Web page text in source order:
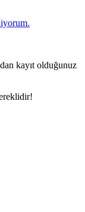
kayıt olduğunuz